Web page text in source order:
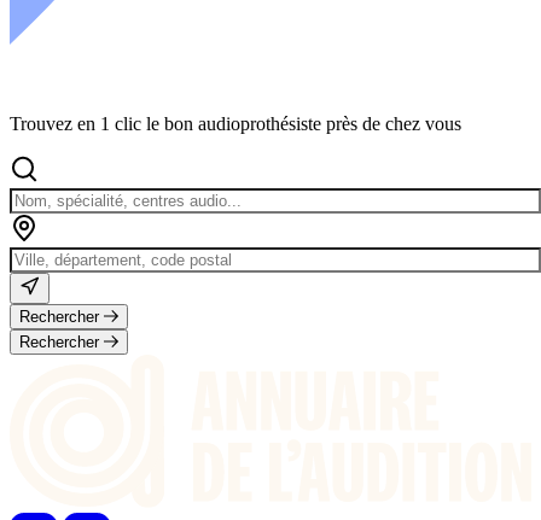
Trouvez en 1 clic le bon audioprothésiste près de chez vous
Rechercher
Rechercher